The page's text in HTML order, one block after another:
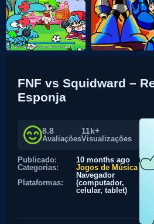
FNF vs Squidward –
Esponja
8.8
Avaliações
11k+
Visualizações
Publicado:
10 months ago
Categorias:
Jogos de Música
Plataformas:
Navegador
(computador,
celular, tablet)